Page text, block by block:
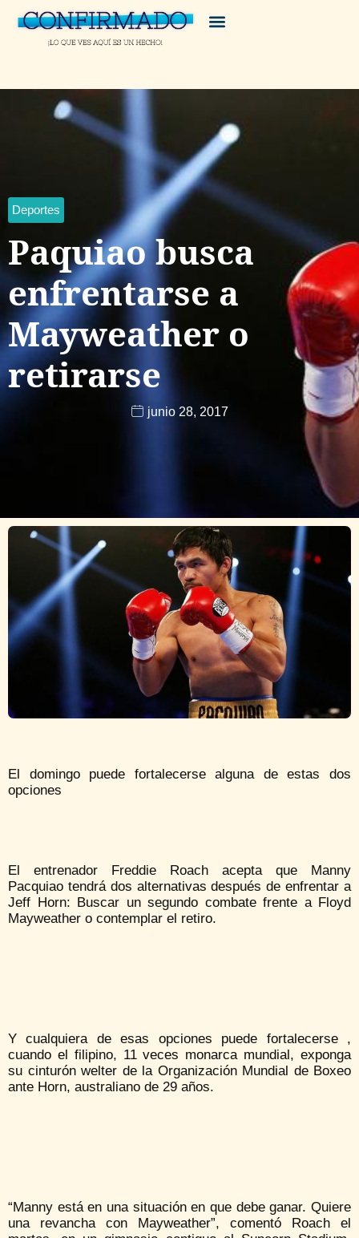
Deportes
Paquiao busca
enfrentarse a
Mayweather o
retirarse
junio 28, 2017
El domingo puede fortalecerse alguna de estas dos
opciones
El entrenador Freddie Roach acepta que Manny
Pacquiao tendrá dos alternativas después de enfrentar a
Jeff Horn: Buscar un segundo combate frente a Floyd
Mayweather o contemplar el retiro.
Y cualquiera de esas opciones puede fortalecerse ,
cuando el filipino, 11 veces monarca mundial, exponga
su cinturón welter de la Organización Mundial de Boxeo
ante Horn, australiano de 29 años.
“Manny está en una situación en que debe ganar. Quiere
una revancha con Mayweather”, comentó Roach el